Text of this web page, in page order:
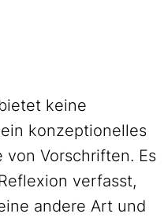
keine
konzeptionelles
Vorschriften. Es
verfasst,
andere Art und